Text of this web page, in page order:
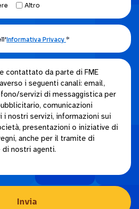
Altro
Informativa Privacy *
contattato da parte di FME
i seguenti canali: email,
servizi di messaggistica per
comunicazioni
i nostri servizi, informazioni sui
presentazioni o iniziative di
anche per il tramite di
nostri agenti.